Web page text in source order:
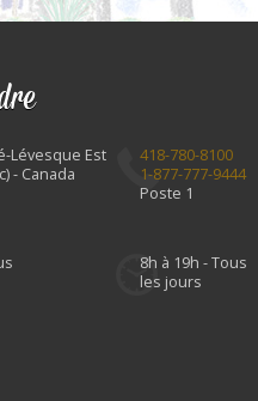
Lévesque Est
- Canada
418-780-8100
1-877-777-9444
Poste 1
8h à 19h - Tous
les jours